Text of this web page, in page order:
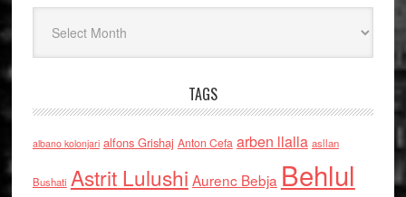
TAGS
albano kolonjari alfons Grishaj Anton Cefa arben llalla asllan
Bushati Astrit Lulushi Aurenc Bebja Behlul